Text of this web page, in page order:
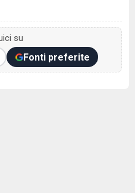
su
Fonti preferite